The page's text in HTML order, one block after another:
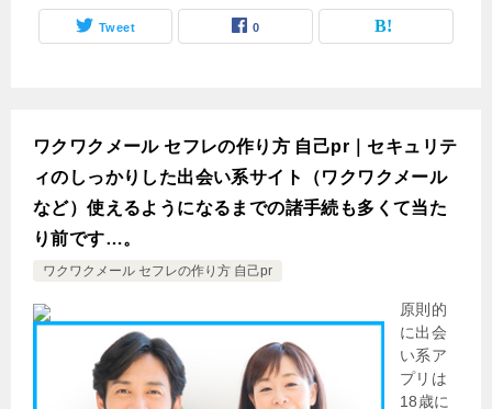
Tweet 0
ワクワクメール セフレの作り方 自己pr｜セキュリテ
ィのしっかりした出会い系サイト（ワクワクメール
など）使えるようになるまでの諸手続も多くて当た
り前です…。
ワクワクメール セフレの作り方 自己pr
原則的
に出会
い系ア
プリは
18歳に